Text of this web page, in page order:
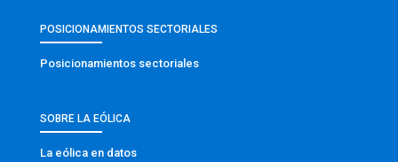
POSICIONAMIENTOS SECTORIALES
Posicionamientos sectoriales
SOBRE LA EÓLICA
La eólica en datos